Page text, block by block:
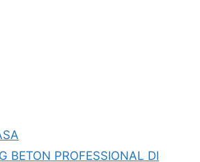
BETON PROFESSIONAL DI